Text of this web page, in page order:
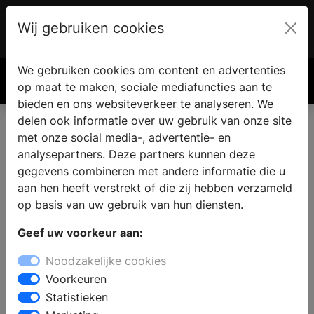
€ 0.00
Wij gebruiken cookies
We gebruiken cookies om content en advertenties
op maat te maken, sociale mediafuncties aan te
bieden en ons websiteverkeer te analyseren. We
delen ook informatie over uw gebruik van onze site
met onze social media-, advertentie- en
analysepartners. Deze partners kunnen deze
gegevens combineren met andere informatie die u
aan hen heeft verstrekt of die zij hebben verzameld
op basis van uw gebruik van hun diensten.
Geef uw voorkeur aan:
Noodzakelijke cookies
Voorkeuren
Statistieken